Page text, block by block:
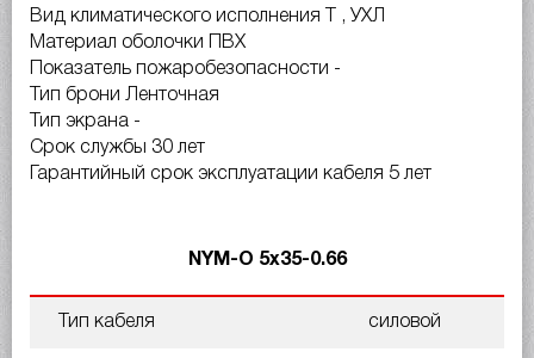
Вид климатического исполнения Т , УХЛ
Материал оболочки ПВХ
Показатель пожаробезопасности -
Тип брони Ленточная
Тип экрана -
Срок службы 30 лет
Гарантийный срок эксплуатации кабеля 5 лет
NYM-O 5х35-0.66
Тип кабеля силовой